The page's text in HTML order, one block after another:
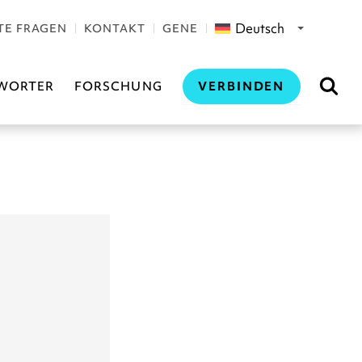
FRAGEN KONTAKT GENE Deutsch
FORSCHUNG VERBINDEN